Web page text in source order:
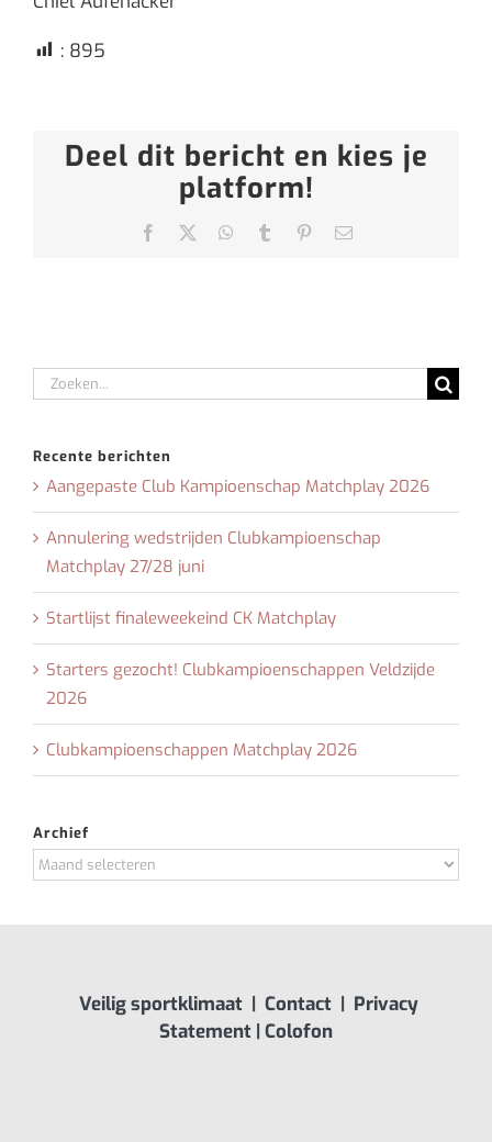
: 895
Deel dit bericht en kies je
platform!
Facebook WhatsApp
Tumblr Pinterest
E-
Zoeken
naar:
Recente berichten
Aangepaste Club Kampioenschap Matchplay 2026
Annulering wedstrijden Clubkampioenschap
Matchplay 27/28 juni
Startlijst finaleweekeind CK Matchplay
Starters gezocht! Clubkampioenschappen Veldzijde
2026
Clubkampioenschappen Matchplay 2026
Archief
Archief
Veilig sportklimaat| Contact| Privacy
Statement | Colofon